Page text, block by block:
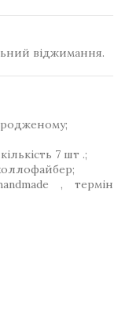
віджимання.
7 шт .;
, термін